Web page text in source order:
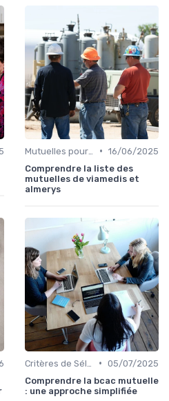
• 16/06/2025
Comprendre la liste des
mutuelles de viamedis et
almerys
• 05/07/2025
Comprendre la bcac mutuelle
: une approche simplifiée